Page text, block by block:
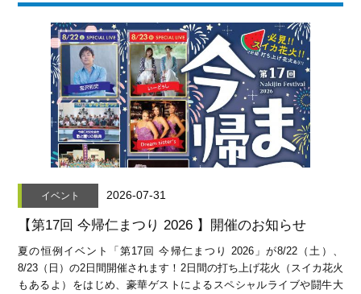
イベント 2026-07-31
【第17回 今帰仁まつり 2026 】開催のお知らせ
夏の恒例イベント「第17回 今帰仁まつり 2026」が8/22（土）、
8/23（日）の2日間開催されます！2日間の打ち上げ花火（スイカ花火
もあるよ）をはじめ、豪華ゲストによるスペシャルライブや闘牛大